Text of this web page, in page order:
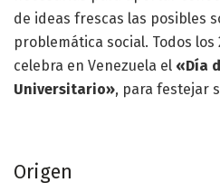
de ideas frescas las posibles
problemática social. Todos los
celebra en Venezuela el «Día
Universitario», para festejar
Origen